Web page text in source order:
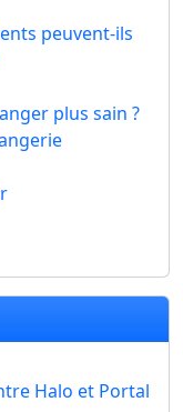
peuvent-ils
plus sain ?
Halo et Portal